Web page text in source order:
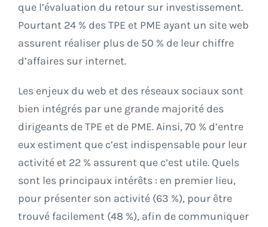
que l’évaluation du retour sur investissement.
Pourtant 24 % des TPE et PME ayant un site web
assurent réaliser plus de 50 % de leur chiffre
d’affaires sur internet.
Les enjeux du web et des réseaux sociaux sont
bien intégrés par une grande majorité des
dirigeants de TPE et de PME. Ainsi, 70 % d’entre
eux estiment que c’est indispensable pour leur
activité et 22 % assurent que c’est utile. Quels
sont les principaux intérêts : en premier lieu,
pour présenter son activité (63 %), pour être
trouvé facilement (48 %), afin de communiquer